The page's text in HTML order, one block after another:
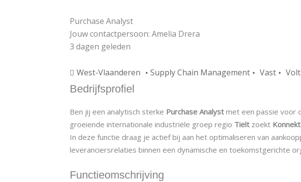
Purchase Analyst
Jouw contactpersoon: Amelia Drera
3 dagen geleden
West-Vlaanderen Supply Chain Management Vast
Bedrijfsprofiel
Ben jij een analytisch sterke Purchase Analyst met een passie voor
groeiende internationale industriële groep regio Tielt zoekt Konnekt
In deze functie draag je actief bij aan het optimaliseren van
leveranciersrelaties binnen een dynamische en toekomstgerichte
Functieomschrijving